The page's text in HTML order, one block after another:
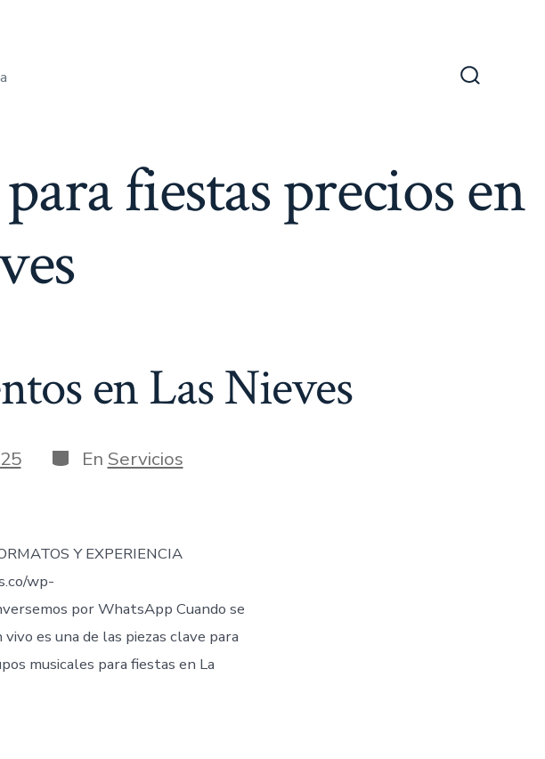
fiestas precios en
en Las Nieves
Categorías
En Servicios
Y EXPERIENCIA
wp-
por WhatsApp Cuando se
es una de las piezas clave para
musicales para fiestas en La